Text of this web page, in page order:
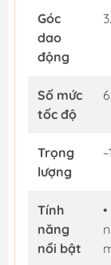
Góc
dao
động
Số mức
tốc độ
Trọng
lượng
Tính
năng
nổi bật